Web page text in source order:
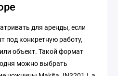
для аренды, если
под конкретную работу,
объект. Такой формат
можно выбрать